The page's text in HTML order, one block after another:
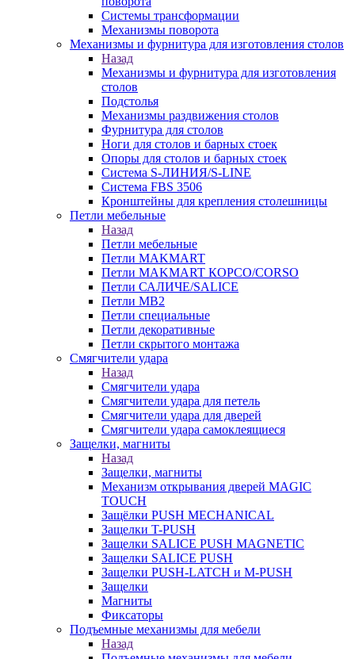
Системы трансформации
Механизмы поворота
Механизмы и фурнитура для изготовления столов
Назад
Механизмы и фурнитура для изготовления
столов
Подстолья
Механизмы раздвижения столов
Фурнитура для столов
Ноги для столов и барных стоек
Опоры для столов и барных стоек
Система S-ЛИНИЯ/S-LINE
Система FBS 3506
Кронштейны для крепления столешницы
Петли мебельные
Назад
Петли мебельные
Петли MAKMART
Петли MAKMART КОРСО/CORSO
Петли САЛИЧЕ/SALICE
Петли MB2
Петли специальные
Петли декоративные
Петли скрытого монтажа
Смягчители удара
Назад
Смягчители удара
Смягчители удара для петель
Смягчители удара для дверей
Cмягчители удара самоклеящиеся
Защелки, магниты
Назад
Защелки, магниты
Механизм открывания дверей MAGIC
TOUCH
Защёлки PUSH MECHANICAL
Защелки T-PUSH
Защелки SALICE PUSH MAGNETIC
Защелки SALICE PUSH
Защелки PUSH-LATCH и M-PUSH
Защелки
Магниты
Фиксаторы
Подъемные механизмы для мебели
Назад